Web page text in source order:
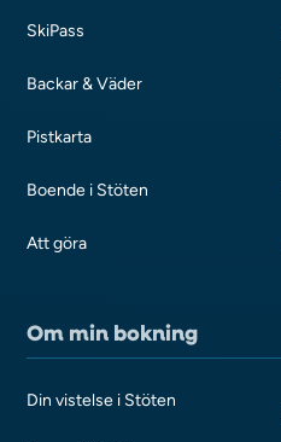
SkiPass
Backar & Väder
Pistkarta
Boende i Stöten
Att göra
Om min bokning
Din vistelse i Stöten